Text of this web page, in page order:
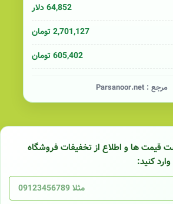
64,852 دلار
2,701,127 تومان
605,402 تومان
مرجع : Parsanoor.net
قیمت ها و اطلاع از تخفیفات فروشگاه
کنید: